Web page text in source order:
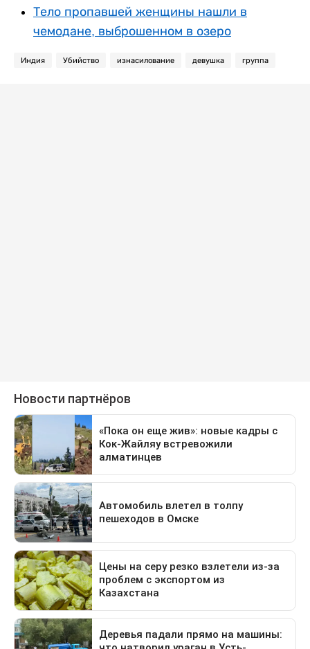
Тело пропавшей женщины нашли в
чемодане, выброшенном в озеро
Индия Убийство изнасилование девушка группа